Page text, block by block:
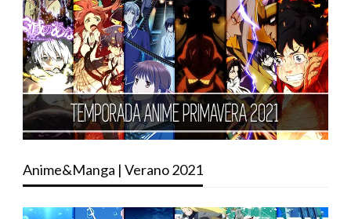
Anime&Manga | Verano 2021